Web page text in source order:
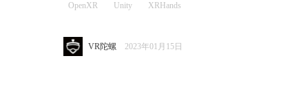
OpenXR Unity XRHands
VR陀螺 2023年01月15日